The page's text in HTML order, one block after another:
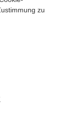
zu